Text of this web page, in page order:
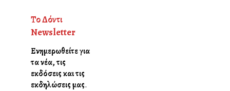
Το Δόντι
Newsletter
Ενημερωθείτε για
τα νέα, τις
εκδόσεις και τις
εκδηλώσεις μας.